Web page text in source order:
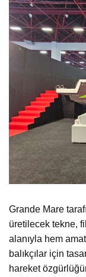
Grande Mare
üretilecek tekne,
alanıyla hem
balıkçılar için
hareket